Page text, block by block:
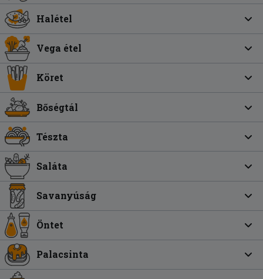
Halétel
Vega étel
Köret
Bőségtál
Tészta
Saláta
Savanyúság
Öntet
Palacsinta